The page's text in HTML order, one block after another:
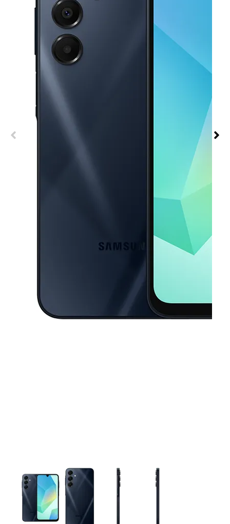
This carousel contains a column of small thumbnails. Selecting a